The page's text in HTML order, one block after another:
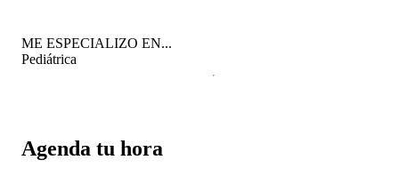
Agenda tu hora
ME ESPECIALIZO EN...
Pediátrica